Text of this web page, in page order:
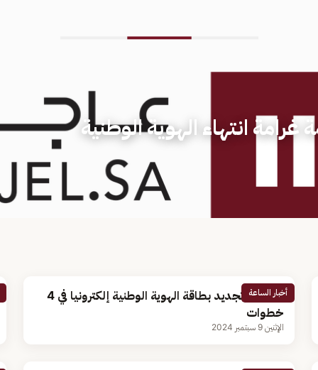
انتهاء الهوية الوطنية
أخبار الساعة
خطوات تجديد بطاقة الهوية الوطنية إلكترونيا في 4
خطوات
الإثنين 9 سبتمبر 2024